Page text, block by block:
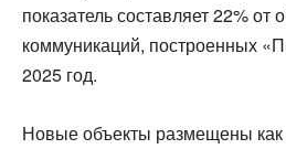
показатель составляет 22%
коммуникаций, построенных
2025 год.
Новые объекты размещены как